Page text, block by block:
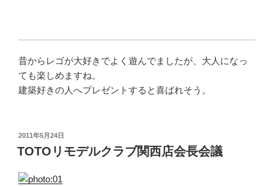
昔からレゴが大好きでよく遊んでましたが、大人になっ
ても楽しめますね。
建築好きの人へプレゼントすると喜ばれそう。
投
稿
日:
2011年5月24日
TOTOリモデルクラブ関西店会長会議